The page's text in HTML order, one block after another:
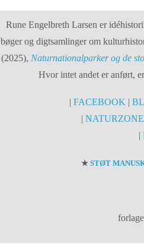
Rune Engelbreth Larsen er
bøger og digtsamlinger om
(2025), Naturnationalparker og de
Hvor intet andet er anført,
| FACEBOOK |
|
|
★ STØT